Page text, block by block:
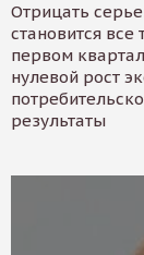
Отрицать
становится
первом
нулевой рост
результаты